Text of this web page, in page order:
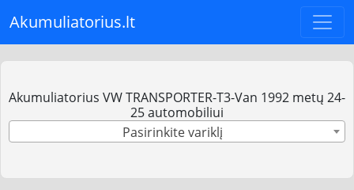
Akumuliatorius.lt
Akumuliatorius VW TRANSPORTER-T3-Van 1992 metų 24-
25 automobiliui
Pasirinkite variklį